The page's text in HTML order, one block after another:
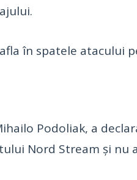
în spatele atacului
Podoliak, a
Nord Stream şi nu